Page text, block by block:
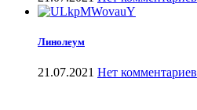
Линолеум
21.07.2021 Нет комментариев